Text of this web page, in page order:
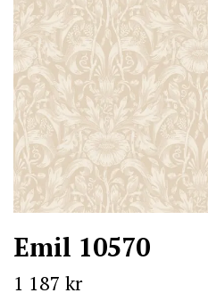
Emil 10570
1 187 kr